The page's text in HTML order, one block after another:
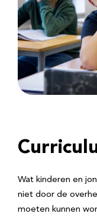
Wat kinderen en
niet door de
moeten kunnen